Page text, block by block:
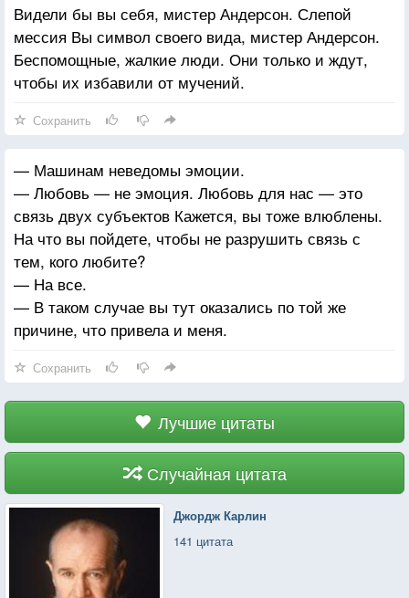
Видели бы вы себя, мистер Андерсон. Слепой
мессия Вы символ своего вида, мистер Андерсон.
Беспомощные, жалкие люди. Они только и ждут,
чтобы их избавили от мучений.
Сохранить
— Машинам неведомы эмоции.
— Любовь — не эмоция. Любовь для нас — это
связь двух субъектов Кажется, вы тоже влюблены.
На что вы пойдете, чтобы не разрушить связь с
тем, кого любите?
— На все.
— В таком случае вы тут оказались по той же
причине, что привела и меня.
Сохранить
Лучшие цитаты
Случайная цитата
Джордж Карлин
141 цитата